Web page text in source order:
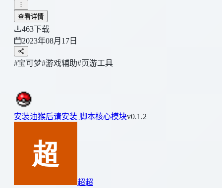
查看详情
463下载
2023年08月17日
#宝可梦#游戏辅助#页游工具
安装油猴后请安装 脚本核心模块v0.1.2
超超